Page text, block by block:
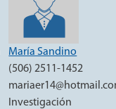
María Sandino
(506) 2511-1452
Investigación